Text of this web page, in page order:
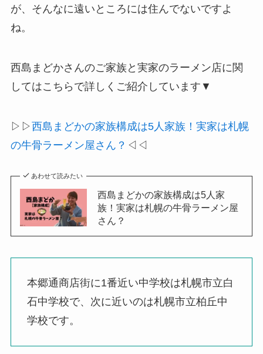
が、そんなに遠いところには住んでないですよ
ね。
西島まどかさんのご家族と実家のラーメン店に関
してはこちらで詳しくご紹介しています▼
▷▷西島まどかの家族構成は5人家族！実家は札幌
の牛骨ラーメン屋さん？ ◁◁
あわせて読みたい
西島まどかの家族構成は5人家
族！実家は札幌の牛骨ラーメン屋
さん？
本郷通商店街に1番近い中学校は札幌市立白
石中学校で、次に近いのは札幌市立柏丘中
学校です。